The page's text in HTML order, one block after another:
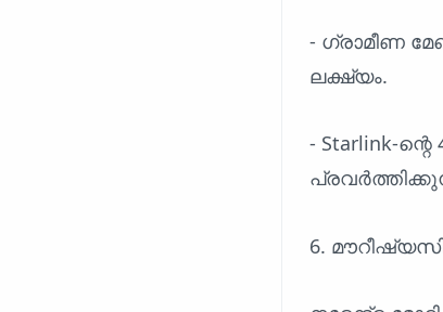
- ഗ്രാമീണ
ലക്ഷ്യം.
- Starlink-
6.